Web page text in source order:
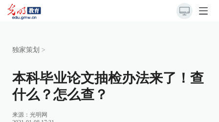
独家策划 >
本科毕业论文抽检办法来了！查
什么？怎么查？
来源： 光明网